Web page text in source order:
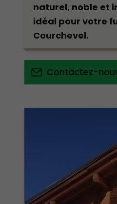
naturel, noble et
idéal pour votre
Courchevel.
Contactez-